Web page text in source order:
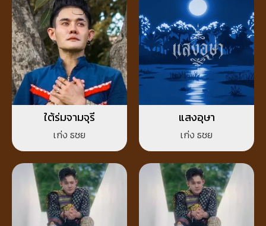
ใต้ร่มจามจุรี
เก่ง ธชย
แสงอุษา
เก่ง ธชย